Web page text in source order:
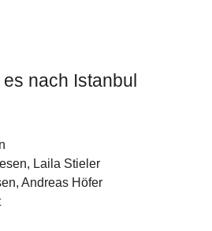
nach Istanbul
Laila Stieler
Andreas Höfer